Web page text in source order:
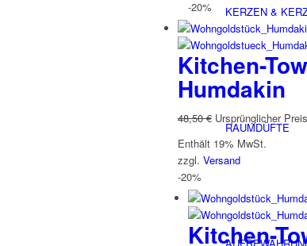
KERZEN &
RAUMDÜFTE
-20%
Kitchen-
Humdakin
48,50€ Ursprünglicher
Enthält 19% MwSt.
zzgl. Versand
-20%
Kitchen-